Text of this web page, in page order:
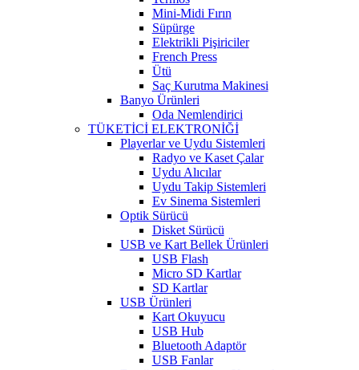
Mini-Midi Fırın
Süpürge
Elektrikli Pişiriciler
French Press
Ütü
Saç Kurutma Makinesi
Banyo Ürünleri
Oda Nemlendirici
TÜKETİCİ ELEKTRONİĞİ
Playerlar ve Uydu Sistemleri
Radyo ve Kaset Çalar
Uydu Alıcılar
Uydu Takip Sistemleri
Ev Sinema Sistemleri
Optik Sürücü
Disket Sürücü
USB ve Kart Bellek Ürünleri
USB Flash
Micro SD Kartlar
SD Kartlar
USB Ürünleri
Kart Okuyucu
USB Hub
Bluetooth Adaptör
USB Fanlar